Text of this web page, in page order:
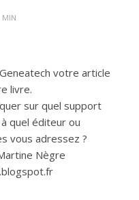
MIN
votre article
livre.
sur quel support
quel éditeur ou
vous adressez ?
Nègre